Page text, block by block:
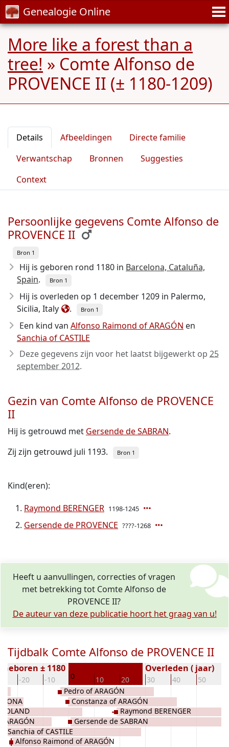
Genealogie Online
More like a forest than a
tree! » Comte Alfonso de
PROVENCE II (± 1180-1209)
Details Afbeeldingen
Directe familie
Verwantschap
Bronnen
Suggesties
Context
Persoonlijke gegevens Comte Alfonso de
PROVENCE II
Bron 1
Hij is geboren rond 1180 in Barcelona, Cataluña,
Spain. Bron 1
Hij is overleden op 1 december 1209 in Palermo,
Sicilia, Italy
. Bron 1
Een kind van Alfonso Raimond of ARAGÓN en
Sanchia of CASTILE
Deze gegevens zijn voor het laatst bijgewerkt op 25
september 2012.
Gezin van Comte Alfonso de PROVENCE
II
Hij is getrouwd met Gersende de SABRAN.
Zij zijn getrouwd juli 1193.
Bron 1
Kind(eren):
Raymond BERENGER 1198-1245
Gersende de PROVENCE ????-1268
Heeft u aanvullingen, correcties of vragen
met betrekking tot Comte Alfonso de
PROVENCE II?
De auteur van deze publicatie hoort het graag van u!
Tijdbalk Comte Alfonso de PROVENCE II
-20 -10 0 10 20 30 40 50
Geboren ± 1180 Overleden ( jaar)
ARAGÓN
Sanchia of CASTILE
Alfonso Raimond of ARAGÓN
Pedro of ARAGÓN
Constanza of ARAGÓN
Gersende de SABRAN
Raymond BERENGER